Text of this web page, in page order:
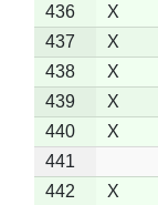
436
X
437
X
438
X
439
X
440
X
441
442
X